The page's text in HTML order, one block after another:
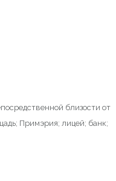
близости от
Примэрия; лицей; банк;